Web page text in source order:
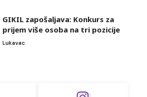
GIKIL zapošaljava: Konkurs za
prijem više osoba na tri pozicije
Lukavac